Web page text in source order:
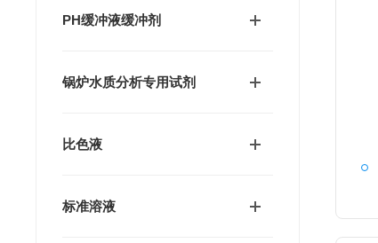
PH缓冲液缓冲剂
锅炉水质分析专用试剂
比色液
标准溶液